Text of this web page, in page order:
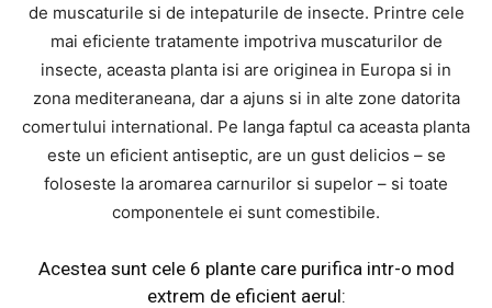
de muscaturile si de intepaturile de insecte. Printre cele
mai eficiente tratamente impotriva muscaturilor de
insecte, aceasta planta isi are originea in Europa si in
zona mediteraneana, dar a ajuns si in alte zone datorita
comertului international. Pe langa faptul ca aceasta planta
este un eficient antiseptic, are un gust delicios – se
foloseste la aromarea carnurilor si supelor – si toate
componentele ei sunt comestibile.
Acestea sunt cele 6 plante care purifica intr-o mod
extrem de eficient aerul: